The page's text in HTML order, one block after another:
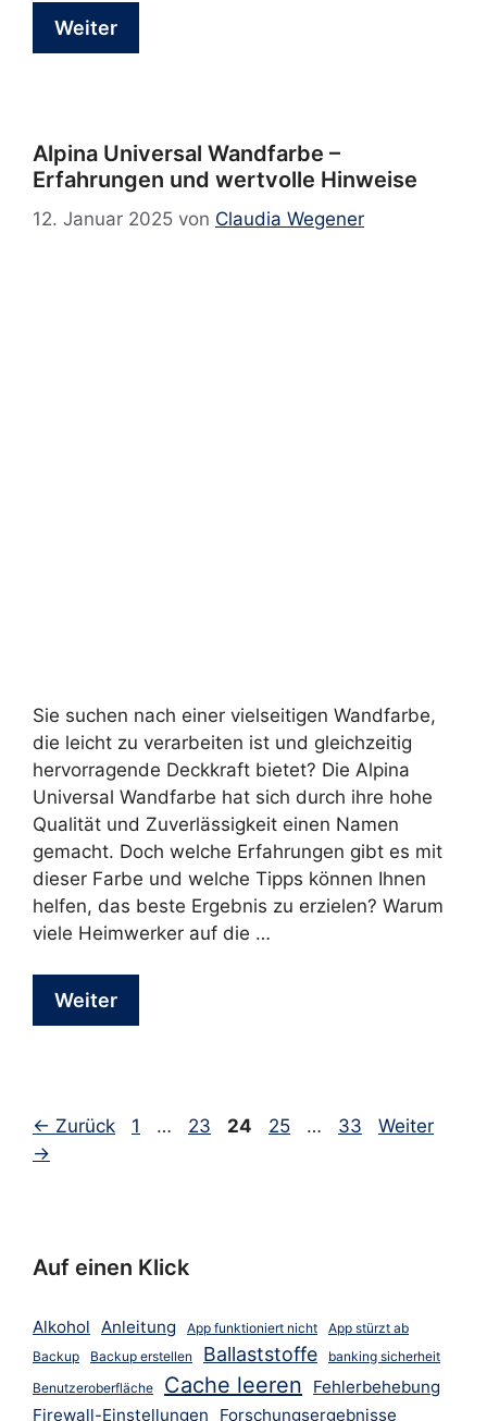
Weiter
Alpina Universal Wandfarbe –
Erfahrungen und wertvolle Hinweise
12. Januar 2025 von Claudia Wegener
Sie suchen nach einer vielseitigen Wandfarbe,
die leicht zu verarbeiten ist und gleichzeitig
hervorragende Deckkraft bietet? Die Alpina
Universal Wandfarbe hat sich durch ihre hohe
Qualität und Zuverlässigkeit einen Namen
gemacht. Doch welche Erfahrungen gibt es mit
dieser Farbe und welche Tipps können Ihnen
helfen, das beste Ergebnis zu erzielen? Warum
viele Heimwerker auf die …
Weiter
← Zurück Seite
1 … Seite
23 Seite
24 Seite
25 … Seite
33
Weiter
→
Auf einen Klick
Alkohol Anleitung App funktioniert nicht
App stürzt ab
Backup
Backup erstellen Ballaststoffe
banking sicherheit
Benutzeroberfläche
Cache leeren
Fehlerbehebung
Firewall-Einstellungen
Forschungsergebnisse